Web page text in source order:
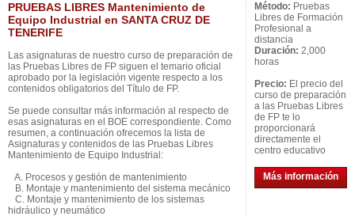
PRUEBAS LIBRES Mantenimiento de
Equipo Industrial en SANTA CRUZ DE
TENERIFE
Las asignaturas de nuestro curso de preparación de
las Pruebas Libres de FP siguen el temario oficial
aprobado por la legislación vigente respecto a los
contenidos obligatorios del Título de FP.
Se puede consultar más información al respecto de
esas asignaturas en el BOE correspondiente. Como
resumen, a continuación ofrecemos la lista de
Asignaturas y contenidos de las Pruebas Libres
Mantenimiento de Equipo Industrial:
A. Procesos y gestión de mantenimiento
B. Montaje y mantenimiento del sistema mecánico
C. Montaje y mantenimiento de los sistemas
hidráulico y neumático
Método: Pruebas
Libres de Formación
Profesional a
distancia
Duración: 2,000
horas
Precio: El precio del
curso de preparación
a las Pruebas Libres
de FP te lo
proporcionará
directamente el
centro educativo
Más información